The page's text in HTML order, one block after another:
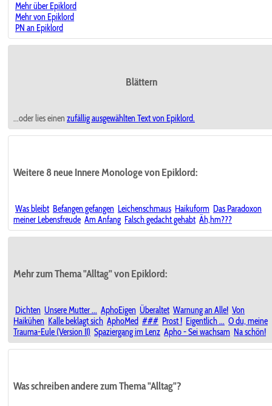
Mehr über Epiklord
Mehr von Epiklord
PN an Epiklord
Blättern
...oder lies einen zufällig ausgewählten Text von Epiklord.
Weitere 8 neue Innere Monologe von Epiklord:
Was bleibt Befangen gefangen Leichenschmaus Haikuform Das Paradoxon
meiner Lebensfreude Am Anfang Falsch gedacht gehabt Äh,hm???
Mehr zum Thema "Alltag" von Epiklord:
Dichten Unsere Mutter ... AphoEigen Überaltet Warnung an Alle! Von
Haikühen Kalle beklagt sich AphoMed ### Prost ! Eigentlich ... O du, meine
Trauma-Eule (Version II) Spaziergang im Lenz Apho - Sei wachsam Na schön!
Was schreiben andere zum Thema "Alltag"?